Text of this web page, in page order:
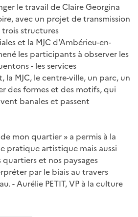
le travail de Claire Georgina
avec un projet de transmission
structures
et la MJC d'Ambérieu-en-
les participants à observer les
- les services
la MJC, le centre-ville, un parc, un
des formes et des motifs, qui
banales et passent
mon quartier » a permis à la
pratique artistique mais aussi
et nos paysages
par le biais au travers
- Aurélie PETIT, VP à la culture